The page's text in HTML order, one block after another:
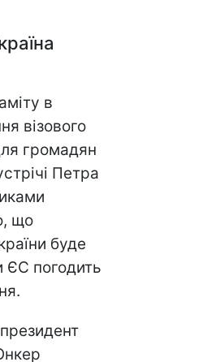
в
візового
громадян
Петра
що
буде
ЄС погодить